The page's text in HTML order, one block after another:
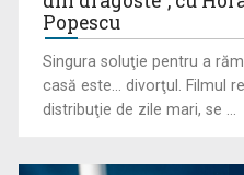
Octavian Cotescu, în rolul
Popescu
Singura soluţie pentru a
casă este... divorţul. Filmul
distribuţie de zile mari, se ...